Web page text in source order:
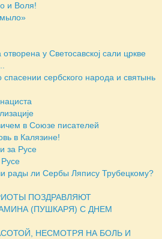
и Воля!
у Светосавској сали цркве
сербского народа и святынь
в Союзе писателей
в Калязине!
за Русе
рады ли Сербы Ляпису Трубецкому?
ПОЗДРАВЛЯЮТ
(ПУШКАРЯ) С ДНЕМ
НЕСМОТРЯ НА БОЛЬ И